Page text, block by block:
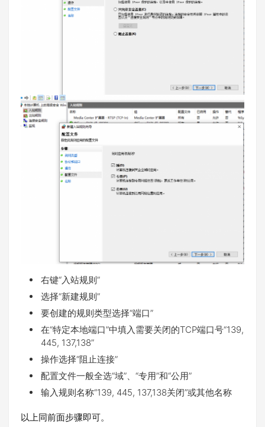
右键“入站规则”
选择“新建规则”
要创建的规则类型选择“端口”
在“特定本地端口”中填入需要关闭的TCP端口号“139,
445, 137,138”
操作选择“阻止连接”
配置文件一般全选“域”、“专用”和“公用”
输入规则名称“139, 445, 137,138关闭”或其他名称
以上同前面步骤即可。